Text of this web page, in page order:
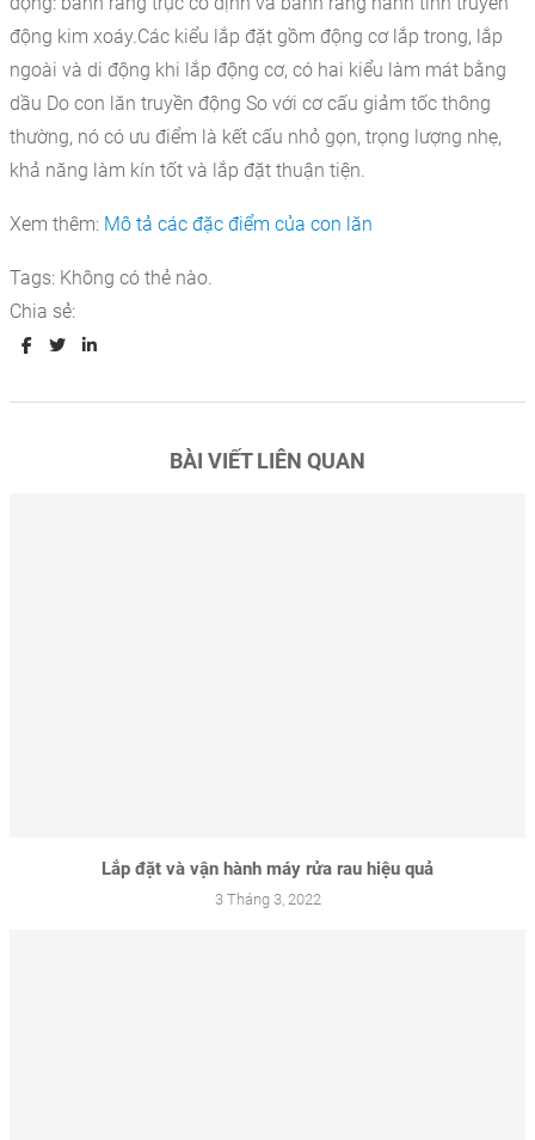
động kim xoáy.Các kiểu lắp đặt gồm động cơ lắp trong, lắp
ngoài và di động khi lắp động cơ, có hai kiểu làm mát bằng
dầu Do con lăn truyền động So với cơ cấu giảm tốc thông
thường, nó có ưu điểm là kết cấu nhỏ gọn, trọng lượng nhẹ,
khả năng làm kín tốt và lắp đặt thuận tiện.
Xem thêm: Mô tả các đặc điểm của con lăn
Tags: Không có thẻ nào.
Chia sẻ:
BÀI VIẾT LIÊN QUAN
Lắp đặt và vận hành máy rửa rau hiệu quả
3 Tháng 3, 2022